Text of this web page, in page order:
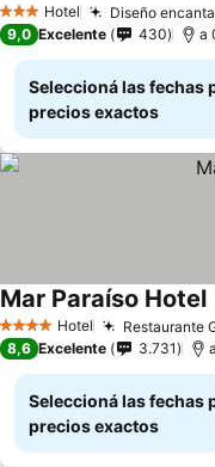
3 Estrellas
Hotel Diseño
9,0 Excelente 430 a
Seleccioná las fechas
precios exactos
4 EstrellasHotel Restaurante
Mar Paraíso Hotel
8,6 Excelente 3.731
Seleccioná las fechas
precios exactos